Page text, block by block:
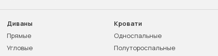
Диваны
Прямые
Угловые
Кровати
Односпальные
Полутороспальные